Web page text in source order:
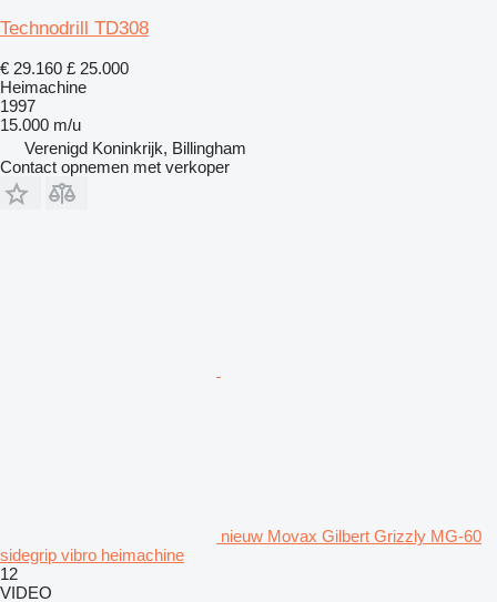
Technodrill TD308
€ 29.160 £ 25.000
Heimachine
1997
15.000 m/u
Verenigd Koninkrijk, Billingham
Contact opnemen met verkoper
nieuw Movax Gilbert Grizzly MG-60
sidegrip vibro heimachine
12
VIDEO